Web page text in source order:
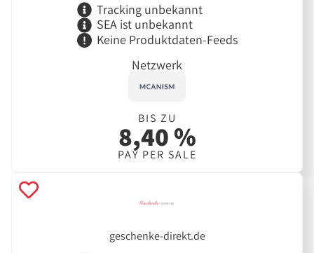
Tracking unbekannt
SEA ist unbekannt
Keine Produktdaten-Feeds
Netzwerk
BIS ZU
8,40 %
PAY PER SALE
geschenke-direkt.de